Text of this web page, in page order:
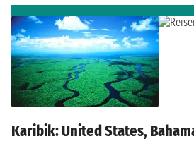
Karibik: United States,